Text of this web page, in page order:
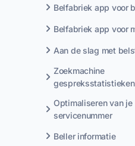
Belfabriek app voor
Belfabriek app voor
Aan de slag met
Zoekmachine
gespreksstatistieken
Optimaliseren van je
servicenummer
Beller informatie